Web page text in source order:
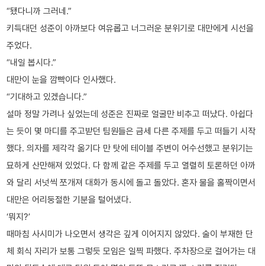
“됐다니까 그러네.”
키득대던 성준이 아까보다 여유롭고 너그러운 분위기로 대만에게 시선을
주었다.
“내일 봅시다.”
대만이 눈을 깜빡이다 인사했다.
“기대하고 있겠습니다.”
설마 정말 가려나 싶었는데 성준은 진짜로 얼굴만 비추고 떠났다. 아쉽다
는 듯이 몇 마디를 주고받던 팀원들은 금세 다른 주제를 두고 떠들기 시작
했다. 의자를 제각각 옮기다 만 탓에 테이블 주변이 어수선했고 분위기는
묘하게 산만해져 있었다. 다 함께 같은 주제를 두고 열렬히 토론하던 아까
와 달리 서넛씩 쪼개져 대화가 동시에 돌고 돌았다. 혼자 물을 홀짝이면서
대만은 어리둥절한 기분을 털어냈다.
‘뭐지?’
때마침 사시미가 나오면서 생각은 깊게 이어지지 않았다. 술이 부재한 단
체 회식 자리가 보통 그렇듯 모임은 일찍 파했다. 주차장으로 걸어가는 대